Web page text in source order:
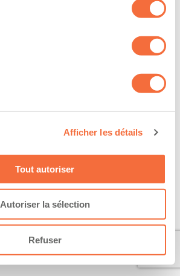
Afficher les détails
Tout autoriser
Autoriser la sélection
Refuser